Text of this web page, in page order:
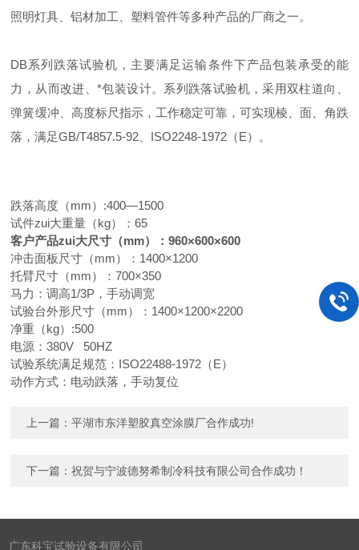
照明灯具、铝材加工、塑料管件等多种产品的厂商之一。
DB系列跌落试验机，主要满足运输条件下产品包装承受的能
力，从而改进、*包装设计。系列跌落试验机，采用双柱道向、
弹簧缓冲、高度标尺指示，工作稳定可靠，可实现棱、面、角跌
落，满足GB/T4857.5-92 ISO2248-1972 （E）。
跌落高度（mm）:400—1500
试件zui大重量（kg）：65
客户产品zui大尺寸（mm）：960×600×600
冲击面板尺寸（mm）：1400×1200
托臂尺寸（mm）：700×350
马力：调高1/3P，手动调宽
试验台外形尺寸（mm）：1400×1200×2200
净重（kg）:500
电源：380V 50HZ
试验系统满足规范：ISO22488-1972（E）
动作方式：电动跌落，手动复位
上一篇：平湖市东洋塑胶真空涂膜厂合作成功!
下一篇：祝贺与宁波德努希制冷科技有限公司合作成功！
广东科宝试验设备有限公司